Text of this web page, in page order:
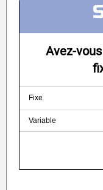
Avez-
Fixe
Variable